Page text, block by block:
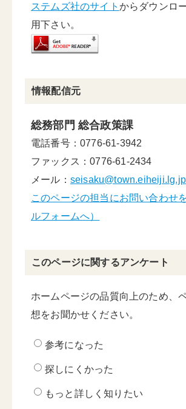
ステムズ社のサイト からダウンロ
用下さい。
情報配信元
総務部門 総合政策課
電話番号：0776-61-3942
ファックス：0776-61-2434
メール： seisaku@town.eiheiji.lg.jp
このページの担当にお問い合わせ
ルフォームへ）
このページに関するアンケート
ホームページの品質向上のため、
想をお聞かせください。
参考になった
探しにくかった
もっと詳しく知りたい